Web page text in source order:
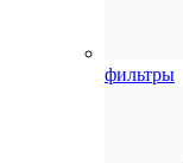
фильтры